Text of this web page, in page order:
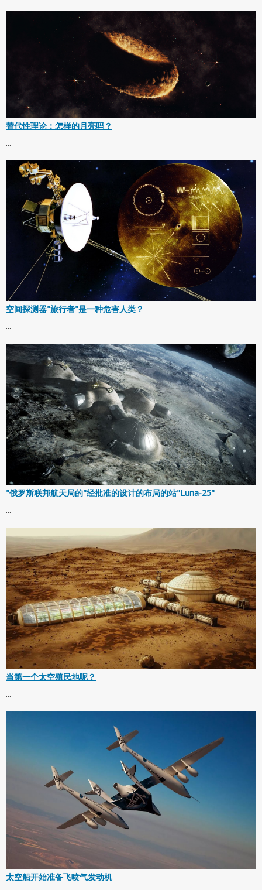
替代性理论：怎样的月亮吗？
...
空间探测器"旅行者"是一种危害人类？
...
"俄罗斯联邦航天局的"经批准的设计的布局的站"Luna-25"
...
当第一个太空殖民地呢？
...
太空船开始准备飞喷气发动机